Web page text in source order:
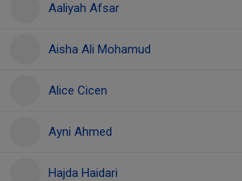
Aaliyah Afsar
Aisha Ali Mohamud
Alice Cicen
Ayni Ahmed
Hajda Haidari